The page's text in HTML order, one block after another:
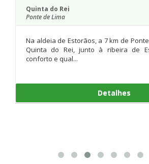
Quinta do Rei
Ponte de Lima
Na aldeia de Estorãos, a 7 km de
Quinta do Rei, junto à ribeira de
conforto e qual...
Detalhes